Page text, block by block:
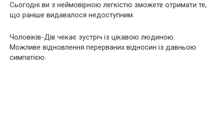
Сьогодні ви з неймовірною легкістю зможете отримати те,
що раніше видавалося недоступним.
Чоловіків-Дів чекає зустріч із цікавою людиною.
Можливе відновлення перерваних відносин із давньою
симпатією.